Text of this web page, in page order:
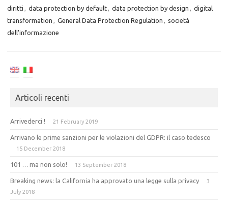
diritti , data protection by default, data protection by design , digital
transformation , General Data Protection Regulation , società
dell'informazione
Articoli recenti
Arrivederci ! 21 February 2019
Arrivano le prime sanzioni per le violazioni del GDPR: il caso tedesco
15 December 2018
101 … ma non solo! 13 September 2018
Breaking news: la California ha approvato una legge sulla privacy
3
July 2018